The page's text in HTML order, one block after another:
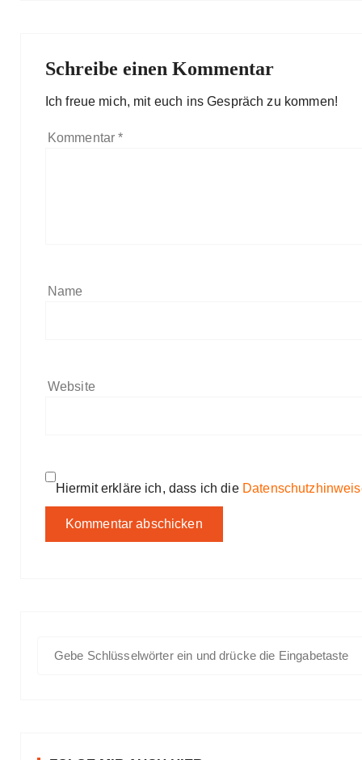
Schreibe einen Kommentar
Ich freue mich, mit euch ins Gespräch zu kommen!
Kommentar*
Name
Website
Hiermit erkläre ich, dass ich die